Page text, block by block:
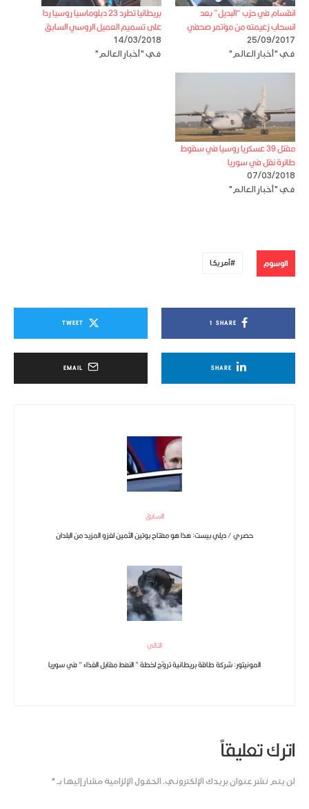
انقسام في حزب “البديل” بعد
انسحاب زعيمته من مؤتمر صحفي
25/09/2017
في "أخبار العالم"
بريطانيا تطرد 23 دبلوماسيا روسيا ردا
على تسميم العميل الروسي السابق
14/03/2018
في "أخبار العالم"
مقتل 39 عسكريا روسيا في سقوط
طائرة نقل في سوريا
07/03/2018
في "أخبار العالم"
الوسوم أمريكا
SHARE
1
TWEET
SHARE
EMAIL
السابق
حصري / ديلي بيست: هذا هو مفتاح بوتين الثمين لغزو المزيد من البلدان
التالي
المونيتور: شركة طاقة بريطانية تروّج لخطة ” النفط مقابل الغذاء ” في سوريا
اترك تعليقاً
لن يتم نشر عنوان بريدك الإلكتروني. الحقول الإلزامية مشار إليها بـ*